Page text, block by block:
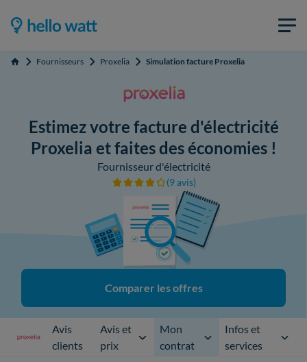
Accueil Fournisseurs Proxelia Simulation facture Proxelia
Estimez votre facture d'électricité
Proxelia et faites des économies !
Fournisseur d'électricité
(9 avis)
Comparer les offres
Avis
clients
Avis et
prix
Mon
contrat
Infos et
services